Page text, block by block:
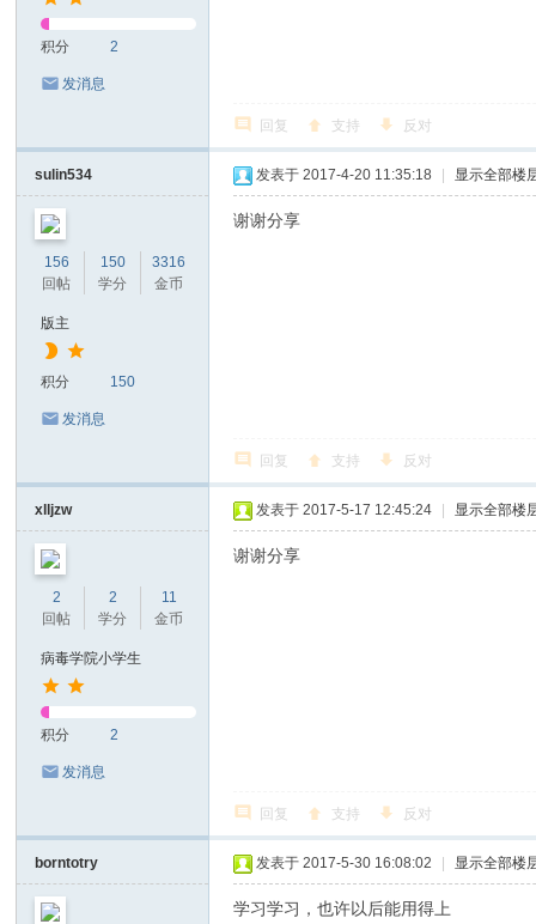
积分 2
发消息
回复 支持 反对
sulin534
156
回帖
150
学分
3316
金币
版主
积分 150
发消息
发表于 2017-4-20 11:35:18 显示全部楼
谢谢分享
回复 支持 反对
xlljzw
2
回帖
2
学分
11
金币
病毒学院小学生
积分 2
发消息
发表于 2017-5-17 12:45:24 显示全部楼
谢谢分享
回复 支持 反对
borntotry 发表于 2017-5-30 16:08:02 显示全部楼
学习学习，也许以后能用得上